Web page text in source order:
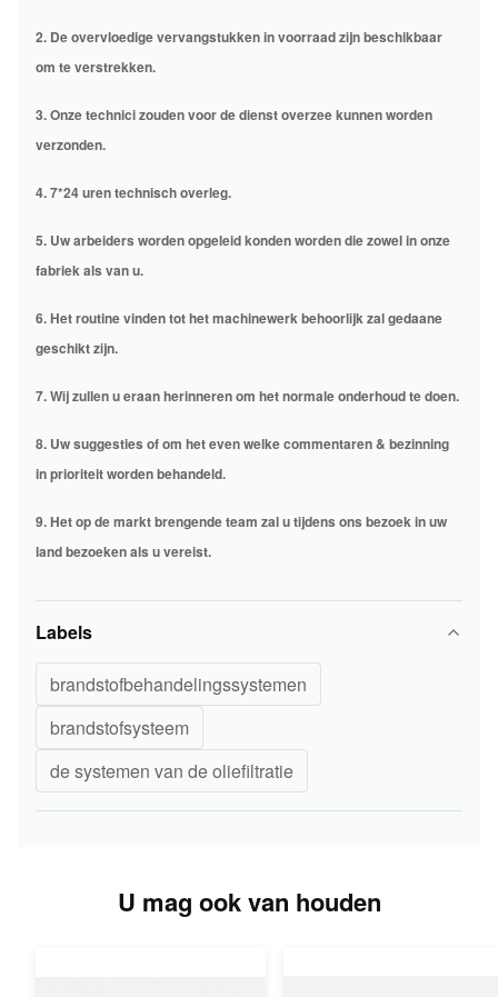
2. De overvloedige vervangstukken in voorraad zijn beschikbaar
om te verstrekken.
3. Onze technici zouden voor de dienst overzee kunnen worden
verzonden.
4. 7*24 uren technisch overleg.
5. Uw arbeiders worden opgeleid konden worden die zowel in onze
fabriek als van u.
6. Het routine vinden tot het machinewerk behoorlijk zal gedaane
geschikt zijn.
7. Wij zullen u eraan herinneren om het normale onderhoud te doen.
8. Uw suggesties of om het even welke commentaren & bezinning
in prioriteit worden behandeld.
9. Het op de markt brengende team zal u tijdens ons bezoek in uw
land bezoeken als u vereist.
Labels
brandstofbehandelingssystemen
brandstofsysteem
de systemen van de oliefiltratie
U mag ook van houden